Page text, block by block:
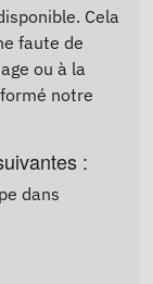
Cela
faute de
ou à la
notre
:
dans